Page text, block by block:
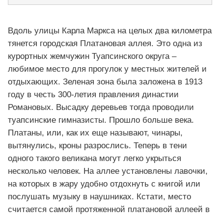
Вдоль улицы Карла Маркса на целых два километра
тянется городская Платановая аллея. Это одна из
курортных жемчужин Туапсинского округа –
любимое место для прогулок у местных жителей и
отдыхающих. Зеленая зона была заложена в 1913
году в честь 300-летия правления династии
Романовых. Высадку деревьев тогда проводили
туапсинские гимназисты. Прошло больше века.
Платаны, или, как их еще называют, чинары,
вытянулись, кроны разрослись. Теперь в тени
одного такого великана могут легко укрыться
несколько человек. На аллее установлены лавочки,
на которых в жару удобно отдохнуть с книгой или
послушать музыку в наушниках. Кстати, место
считается самой протяженной платановой аллеей в